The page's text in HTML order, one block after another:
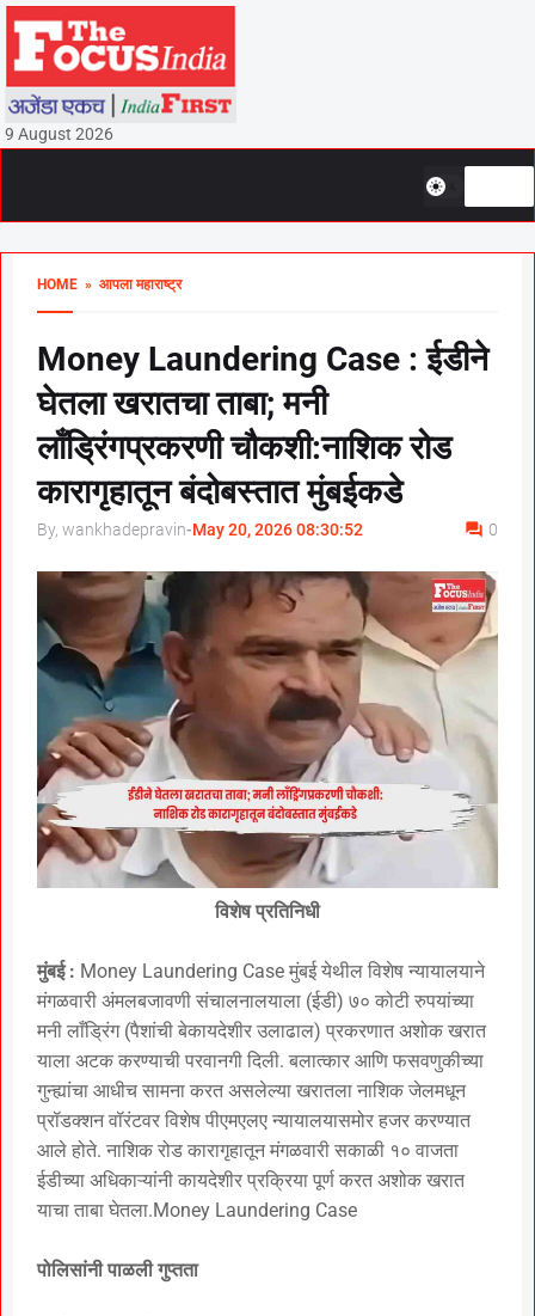
9 August 2026
HOME » आपला महाराष्ट्र
Money Laundering Case : ईडीने
घेतला खरातचा ताबा; मनी
लाँड्रिंगप्रकरणी चौकशी:नाशिक रोड
कारागृहातून बंदोबस्तात मुंबईकडे
By, wankhadepravin-May 20, 2026 08:30:52 0
विशेष प्रतिनिधी
मुंबई : Money Laundering Case मुंबई येथील विशेष न्यायालयाने
मंगळवारी अंमलबजावणी संचालनालयाला (ईडी) ७० कोटी रुपयांच्या
मनी लाँड्रिंग (पैशांची बेकायदेशीर उलाढाल) प्रकरणात अशोक खरात
याला अटक करण्याची परवानगी दिली. बलात्कार आणि फसवणुकीच्या
गुन्ह्यांचा आधीच सामना करत असलेल्या खरातला नाशिक जेलमधून
प्रॉडक्शन वॉरंटवर विशेष पीएमएलए न्यायालयासमोर हजर करण्यात
आले होते. नाशिक रोड कारागृहातून मंगळवारी सकाळी १० वाजता
ईडीच्या अधिकाऱ्यांनी कायदेशीर प्रक्रिया पूर्ण करत अशोक खरात
याचा ताबा घेतला.Money Laundering Case
पोलिसांनी पाळली गुप्तता